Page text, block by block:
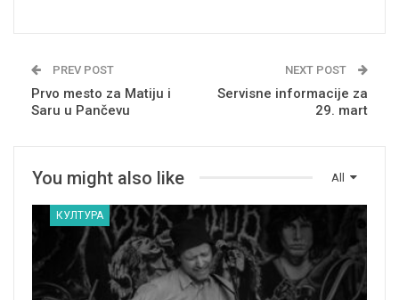
PREV POST
Prvo mesto za Matiju i
Saru u Pančevu
NEXT POST
Servisne informacije za
29. mart
All
You might also like
КУЛТУРА